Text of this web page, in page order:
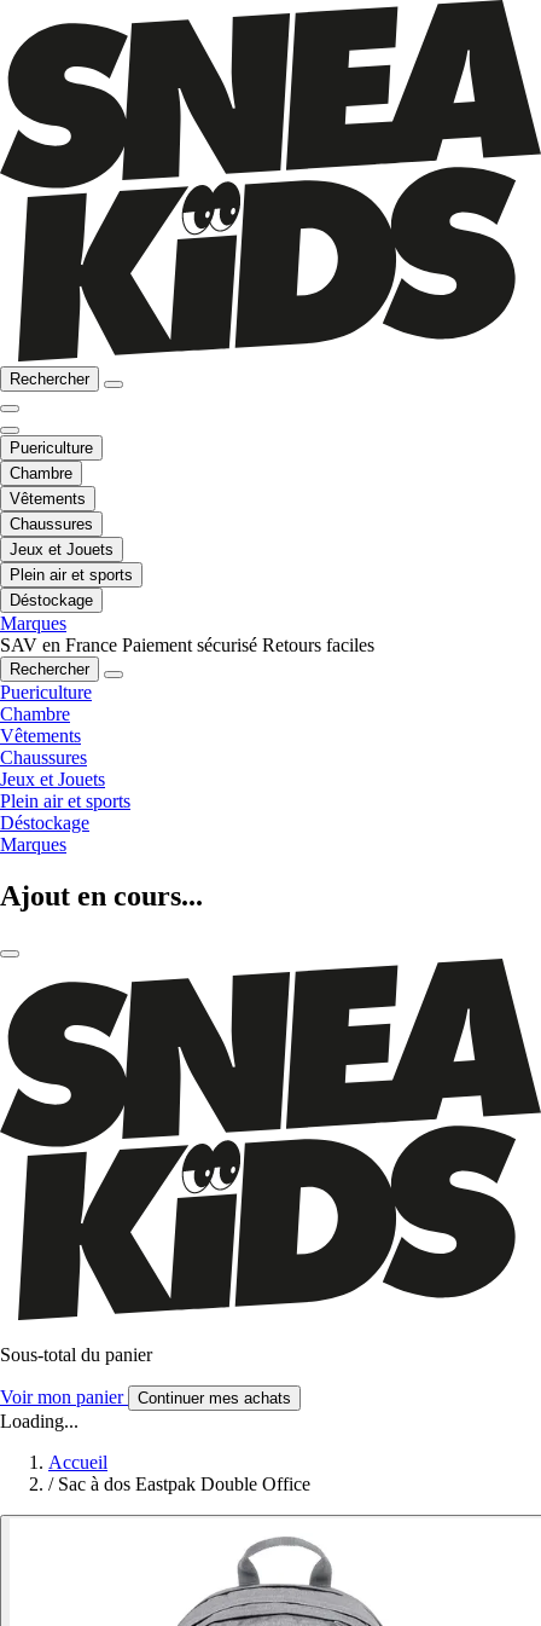
Rechercher
Puericulture
Chambre
Vêtements
Chaussures
Jeux et Jouets
Plein air et sports
Déstockage
Marques
SAV en France Paiement sécurisé Retours faciles
Rechercher
Puericulture
Chambre
Vêtements
Chaussures
Jeux et Jouets
Plein air et sports
Déstockage
Marques
Ajout en cours...
Sous-total du panier
Voir mon panier Continuer mes achats
Loading...
Accueil
/ Sac à dos Eastpak Double Office